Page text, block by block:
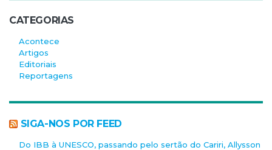
CATEGORIAS
Acontece
Artigos
Editoriais
Reportagens
SIGA-NOS POR FEED
Do IBB à UNESCO, passando pelo sertão do Cariri, Allysson